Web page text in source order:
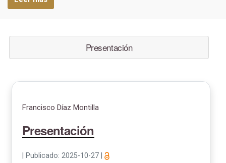
Presentación
Francisco Díaz Montilla
Presentación
Publicado: 2025-10-27